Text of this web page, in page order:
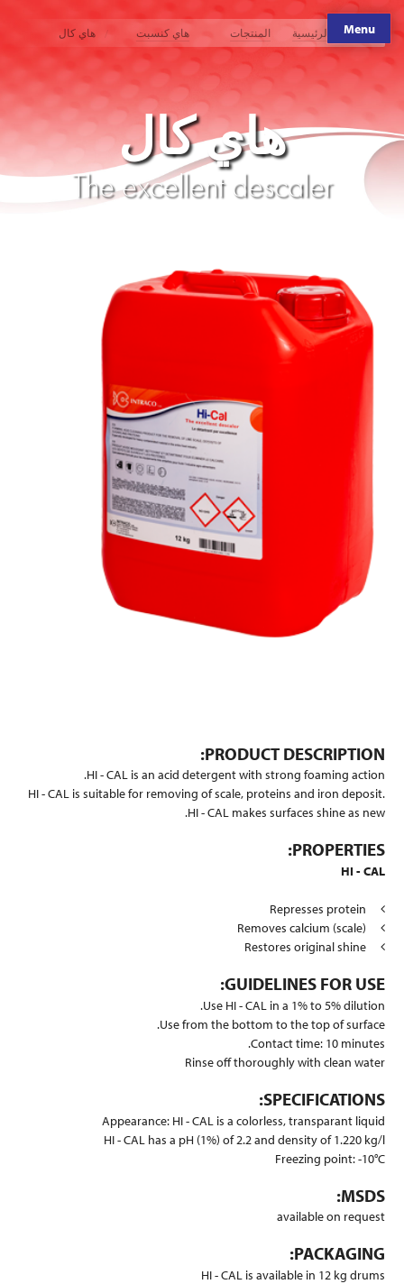
Menu
الصفحة الرئيسية المنتجات هاي كنسبت هاي كال
هاي كال
The excellent descaler
PRODUCT DESCRIPTION:
HI - CAL is an acid detergent with strong foaming action.
HI - CAL is suitable for removing of scale, proteins and iron deposit.
HI - CAL makes surfaces shine as new.
PROPERTIES:
HI - CAL
Represses protein
Removes calcium (scale)
Restores original shine
GUIDELINES FOR USE:
Use HI - CAL in a 1% to 5% dilution.
Use from the bottom to the top of surface.
Contact time: 10 minutes.
Rinse off thoroughly with clean water
SPECIFICATIONS:
Appearance: HI - CAL is a colorless, transparant liquid
HI - CAL has a pH (1%) of 2.2 and density of 1.220 kg/l
Freezing point: -10°C
MSDS:
available on request
PACKAGING:
HI - CAL is available in 12 kg drums